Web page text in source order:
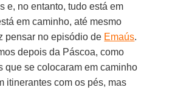
e, no entanto, tudo está em
em caminho, até mesmo
pensar no episódio de Emaús.
depois da Páscoa, como
que se colocaram em caminho
itinerantes com os pés, mas